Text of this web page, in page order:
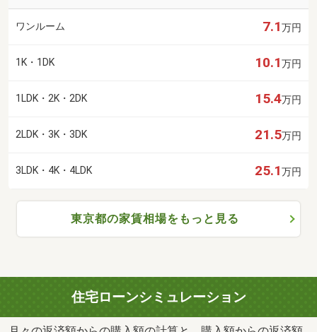
ワンルーム 7.1万円
1K・1DK 10.1万円
1LDK・2K・2DK 15.4万円
2LDK・3K・3DK 21.5万円
3LDK・4K・4LDK 25.1万円
東京都の家賃相場をもっと見る
住宅ローンシミュレーション